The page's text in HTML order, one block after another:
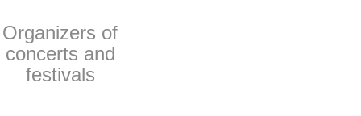
Organizers of
concerts and
festivals